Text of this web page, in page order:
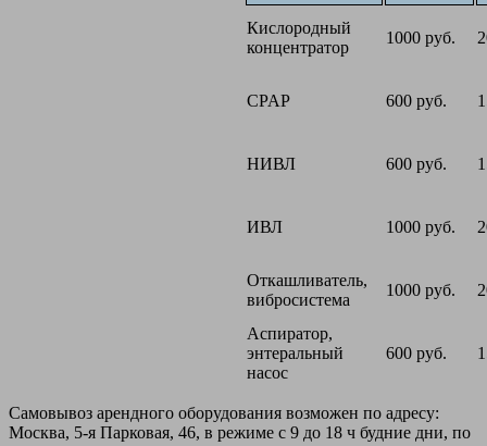
Кислородный
концентратор
1000 руб.
CPAP 600 руб.
НИВЛ 600 руб.
ИВЛ 1000 руб.
Откашливатель,
вибросистема
1000 руб.
Аспиратор,
энтеральный
насос
600 руб.
Самовывоз арендного оборудования возможен по адресу:
Москва, 5-я Парковая, 46, в режиме с 9 до 18 ч будние дни, по